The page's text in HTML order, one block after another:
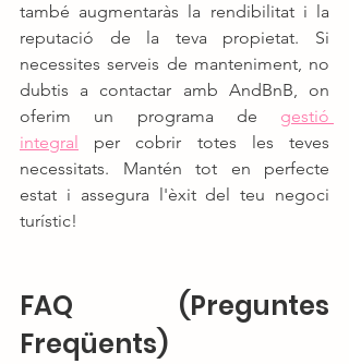
també augmentaràs la rendibilitat i la
reputació de la teva propietat. Si
necessites serveis de manteniment, no
dubtis a contactar amb AndBnB, on
oferim un programa de gestió
integral
per cobrir totes les teves
necessitats. Mantén tot en perfecte
estat i assegura l'èxit del teu negoci
turístic!
FAQ (Preguntes
Freqüents)